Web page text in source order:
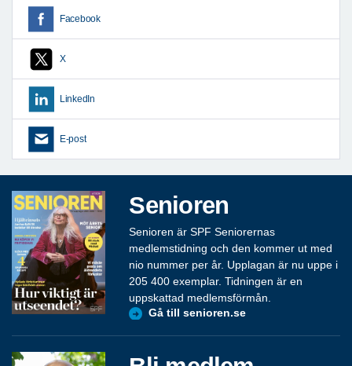
Facebook
X
LinkedIn
E-post
Senioren
Senioren är SPF Seniorernas
medlemstidning och den kommer ut med
nio nummer per år. Upplagan är nu uppe i
205 400 exemplar. Tidningen är en
uppskattad medlemsförmån.
Gå till senioren.se